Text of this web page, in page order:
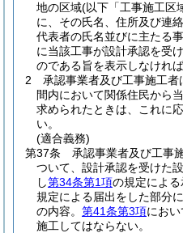
地の区域(以下「工事施工区
に、その氏名、住所及び連
代表者の氏名並びに主たる
に当該工事が設計承認を受
のである旨を表示しなければ
2
承認事業者及び工事施工者
間内において関係住民から
求められたときは、これに
い。
(適合義務)
第37条
承認事業者及び工事
ついて、設計承認を受けた
し第34条第1項の規定によ
規定による届出をした部分
の内容。 第41条第3項にお
施工してはならない。